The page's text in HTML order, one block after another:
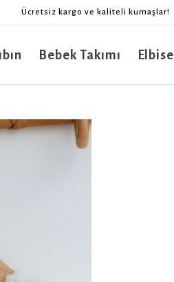
Ücretsiz kargo ve kaliteli kumaşlar!
Bebek Takımı Elbise